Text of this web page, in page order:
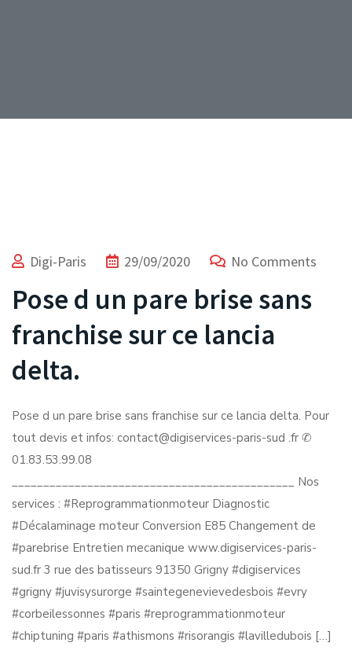
Digi-Paris 29/09/2020 No Comments
Pose d un pare brise sans
franchise sur ce lancia
delta.
Pose d un pare brise sans franchise sur ce lancia delta. Pour
tout devis et infos: contact@digiservices-paris-sud .fr ✆
01.83.53.99.08
_____________________________________________ Nos
services : #Reprogrammationmoteur Diagnostic
#Décalaminage moteur Conversion E85 Changement de
#parebrise Entretien mecanique www.digiservices-paris-
sud.fr 3 rue des batisseurs 91350 Grigny #digiservices
#grigny #juvisysurorge #saintegenevievedesbois #evry
#corbeilessonnes #paris #reprogrammationmoteur
#chiptuning #paris #athismons #risorangis #lavilledubois […]